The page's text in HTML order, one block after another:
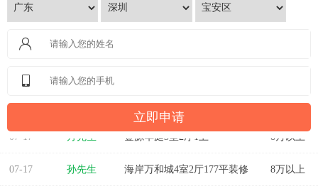
07-17 方先生 金源华庭3室2厅1卫 8万以上
07-17 孙先生 海岸万和城4室2厅177平装修 8万以上